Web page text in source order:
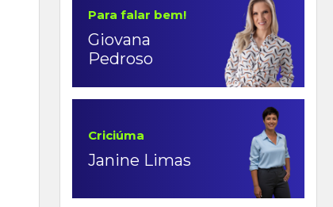
Para falar bem!
Giovana
Pedroso
Criciúma
Janine Limas